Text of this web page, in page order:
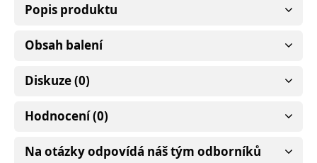
Popis produktu
Obsah balení
Diskuze (0)
Hodnocení (0)
Na otázky odpovídá náš tým odborníků